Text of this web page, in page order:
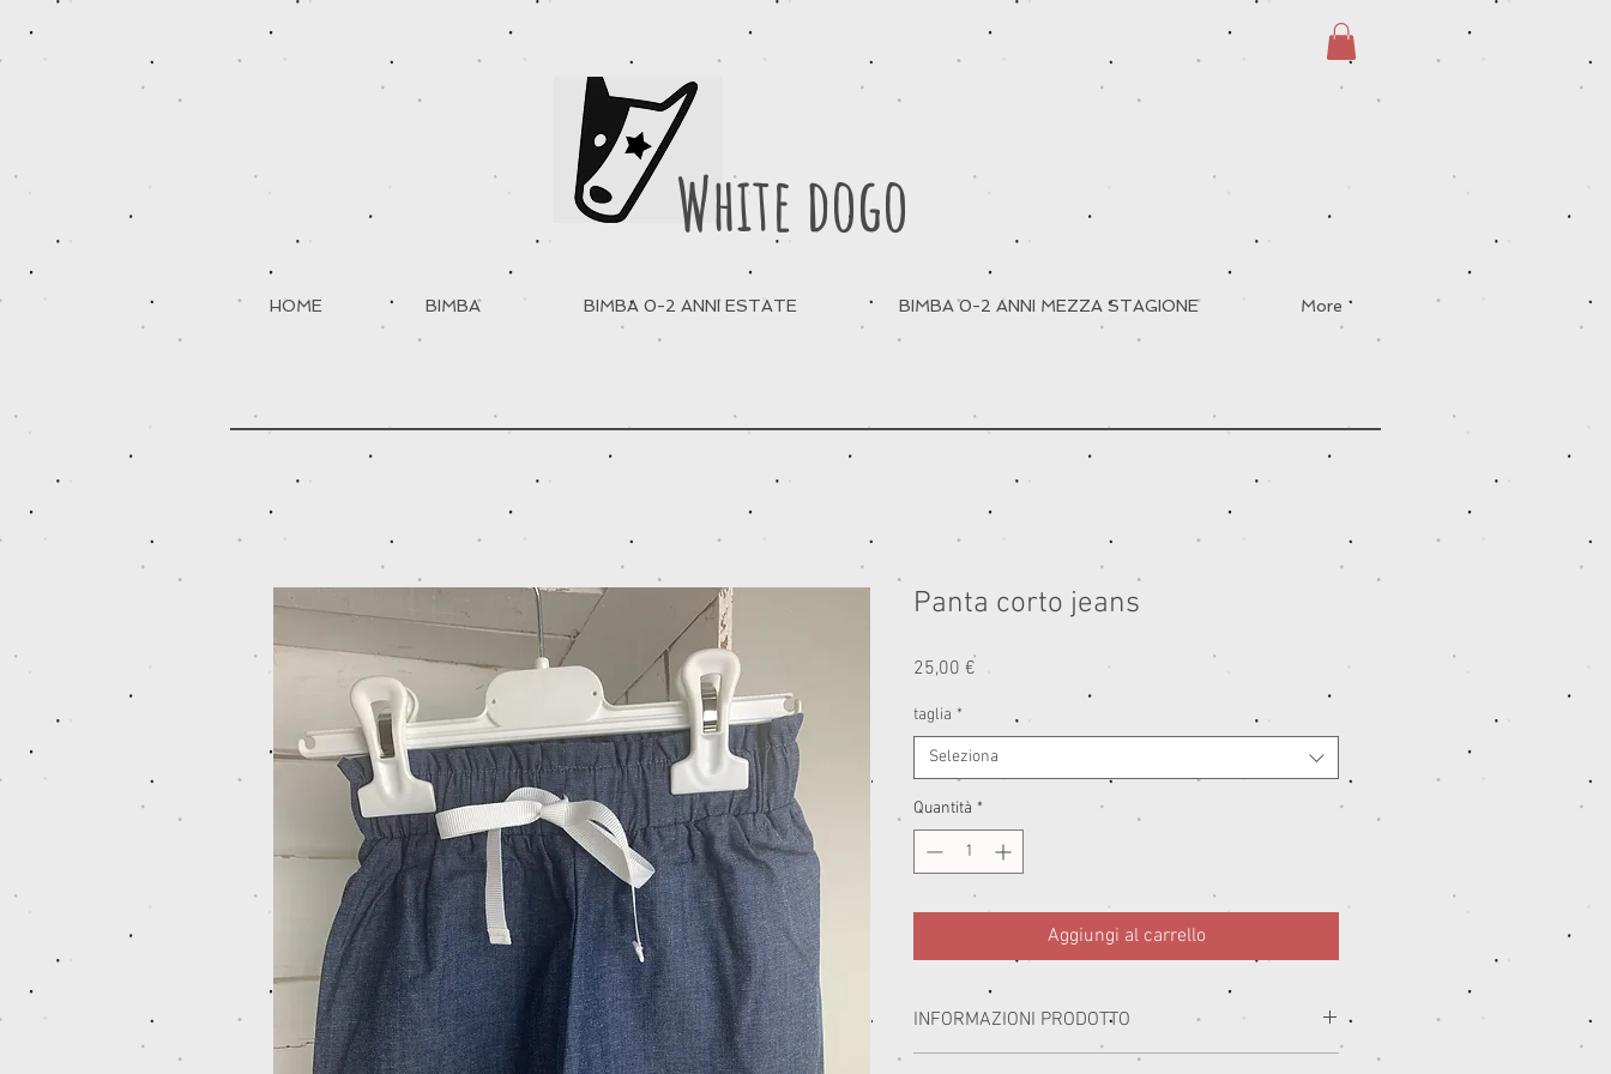
White dogo
HOME BIMBA BIMBA 0-2 ANNI ESTATE BIMBA 0-2 ANNI MEZZA STAGIONE More
Panta corto jeans
25,00 €
taglia *
Seleziona
Quantità *
Aggiungi al carrello
INFORMAZIONI PRODOTTO
I miei capi sono realizzati con i migliori materiali prodotti in